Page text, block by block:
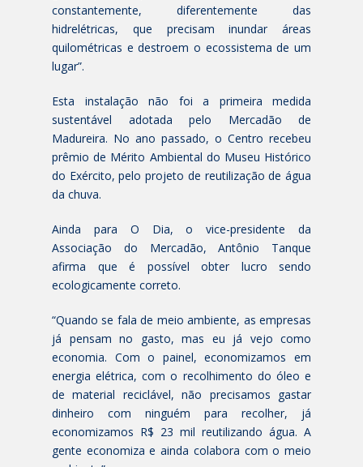
constantemente, diferentemente das
hidrelétricas, que precisam inundar áreas
quilométricas e destroem o ecossistema de um
lugar”.
Esta instalação não foi a primeira medida
sustentável adotada pelo Mercadão de
Madureira. No ano passado, o Centro recebeu
prêmio de Mérito Ambiental do Museu Histórico
do Exército, pelo projeto de reutilização de água
da chuva.
Ainda para O Dia, o vice-presidente da
Associação do Mercadão, Antônio Tanque
afirma que é possível obter lucro sendo
ecologicamente correto.
“Quando se fala de meio ambiente, as empresas
já pensam no gasto, mas eu já vejo como
economia. Com o painel, economizamos em
energia elétrica, com o recolhimento do óleo e
de material reciclável, não precisamos gastar
dinheiro com ninguém para recolher, já
economizamos R$ 23 mil reutilizando água. A
gente economiza e ainda colabora com o meio